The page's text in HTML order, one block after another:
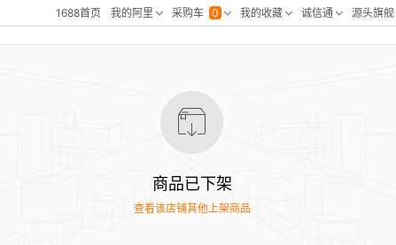
商品已下架
查看该店铺其他上架商品